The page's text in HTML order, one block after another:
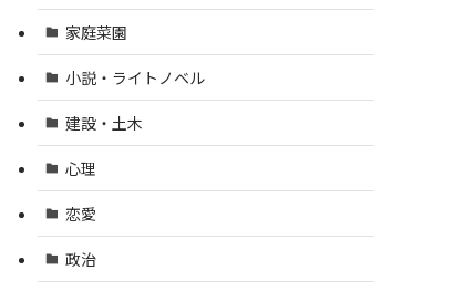
家庭菜園
小説・ライトノベル
建設・土木
心理
恋愛
政治